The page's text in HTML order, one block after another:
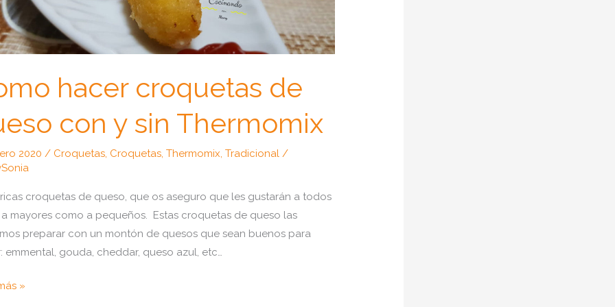
hacer croquetas de
con y sin Thermomix
2020/ Croquetas, Croquetas,Thermomix,Tradicional /
croquetas de queso, que os aseguro que les gustarán a todos
mayores como a pequeños. Estas croquetas de queso las
preparar con un montón de quesos que sean buenos para
emmental, gouda, cheddar, queso azul, etc…
»